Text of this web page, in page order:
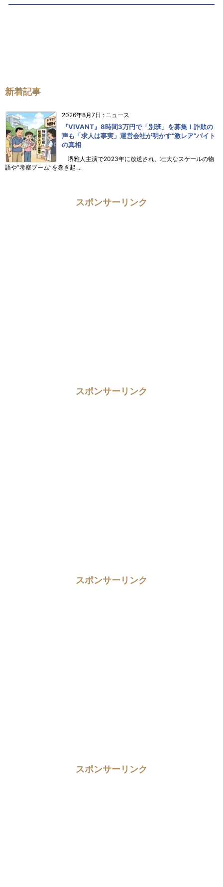
新着記事
2026年8月7日 : ニュース
『VIVANT』8時間3万円で「別班」を募集！詐欺の
声も「求人は事実」運営会社が明かす“激レア”バイト
の真相
堺雅人主演で2023年に放送され、壮大なスケールの物
語や“考察ブーム”を巻き起 ...
スポンサーリンク
スポンサーリンク
スポンサーリンク
スポンサーリンク